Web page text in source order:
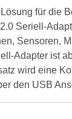
für die
Seriell-
Adapter ist
wird eine
den USB